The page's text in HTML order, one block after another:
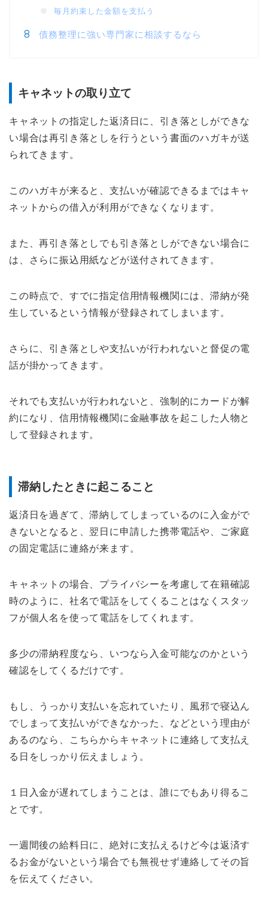
毎月約束した金額を支払う
債務整理に強い専門家に相談するなら
キャネットの取り立て
キャネットの指定した返済日に、引き落としができな
い場合は再引き落としを行うという書面のハガキが送
られてきます。
このハガキが来ると、支払いが確認できるまではキャ
ネットからの借入が利用ができなくなります。
また、再引き落としでも引き落としができない場合に
は、さらに振込用紙などが送付されてきます。
この時点で、すでに指定信用情報機関には、滞納が発
生しているという情報が登録されてしまいます。
さらに、引き落としや支払いが行われないと督促の電
話が掛かってきます。
それでも支払いが行われないと、強制的にカードが解
約になり、信用情報機関に金融事故を起こした人物と
して登録されます。
滞納したときに起こること
返済日を過ぎて、滞納してしまっているのに入金がで
きないとなると、翌日に申請した携帯電話や、ご家庭
の固定電話に連絡が来ます。
キャネットの場合、プライバシーを考慮して在籍確認
時のように、社名で電話をしてくることはなくスタッ
フが個人名を使って電話をしてくれます。
多少の滞納程度なら、いつなら入金可能なのかという
確認をしてくるだけです。
もし、うっかり支払いを忘れていたり、風邪で寝込ん
でしまって支払いができなかった、などという理由が
あるのなら、こちらからキャネットに連絡して支払え
る日をしっかり伝えましょう。
１日入金が遅れてしまうことは、誰にでもあり得るこ
とです。
一週間後の給料日に、絶対に支払えるけど今は返済す
るお金がないという場合でも無視せず連絡してその旨
を伝えてください。